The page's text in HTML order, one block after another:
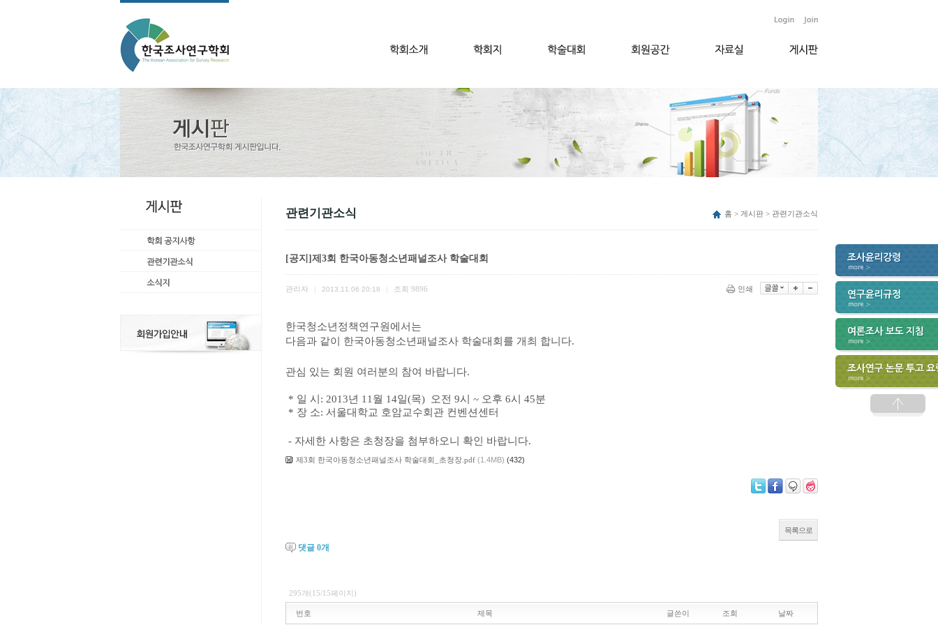
관련기관소식 홈 > 게시판 > 관련기관소식
[공지]제3회 한국아동청소년패널조사 학술대회
관리자 2013.11.06 20:18 조회 9896 인쇄
한국청소년정책연구원에서는
다음과 같이 한국아동청소년패널조사 학술대회를 개최 합니다.
관심 있는 회원 여러분의 참여 바랍니다.
* 일 시: 2013년 11월 14일(목) 오전 9시 ~ 오후 6시 45분
* 장 소: 서울대학교 호암교수회관 컨벤션센터
- 자세한 사항은 초청장을 첨부하오니 확인 바랍니다.
제3회 한국아동청소년패널조사 학술대회_초청장.pdf (1.4MB) (432)
목록으로
댓글 0개
295개(15/15페이지)
번호 제목 글쓴이 조회 날짜